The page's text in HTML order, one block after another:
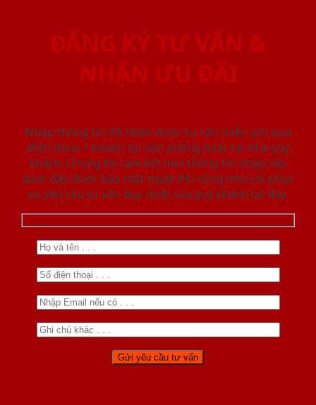
ĐĂNG KÝ TƯ VẤN &
NHẬN ƯU ĐÃI
Nhập thông tin để nhận được tư vấn miễn phí qua
điện thoại / email/ tại văn phòng hoặc tại nhà quý
khách. Chúng tôi cam kết mọi thông tin nhập vào
dưới đây được bảo mật tuyệt đối cũng như chỉ phục
vụ yêu cầu tư vấn duy nhất của quý khách tại đây.